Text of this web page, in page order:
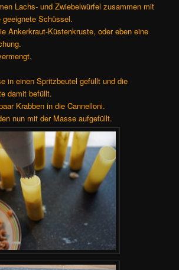
Lachs- und Zwiebelwürfel zusammen mit
Schüssel.
Ankerkraut-Küstenkruste, oder eben eine
in einen Spritzbeutel gefüllt und die
damit befüllt.
Krabben in die Cannelloni.
nun mit der Masse aufgefüllt.